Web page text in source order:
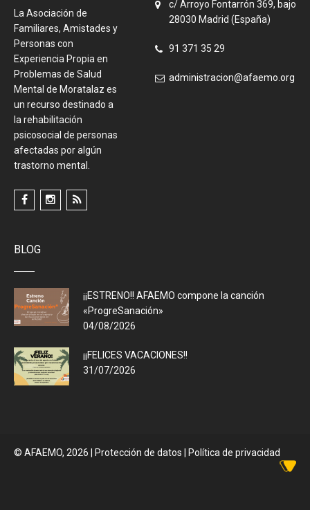
La Asociación de
Familiares, Amistades y
Personas con
Experiencia Propia en
Problemas de Salud
Mental de Moratalaz es
un recurso destinado a
la rehabilitación
psicosocial de personas
afectadas por algún
trastorno mental.
c/ Arroyo Fontarrón 369, bajo
28030 Madrid (España)
91 371 35 29
administracion@afaemo.org
BLOG
¡¡ESTRENO!! AFAEMO compone la canción
«ProgreSanación»
04/08/2026
¡¡FELICES VACACIONES!!
31/07/2026
© AFAEMO, 2026 Protección de datos | Política de privacidad